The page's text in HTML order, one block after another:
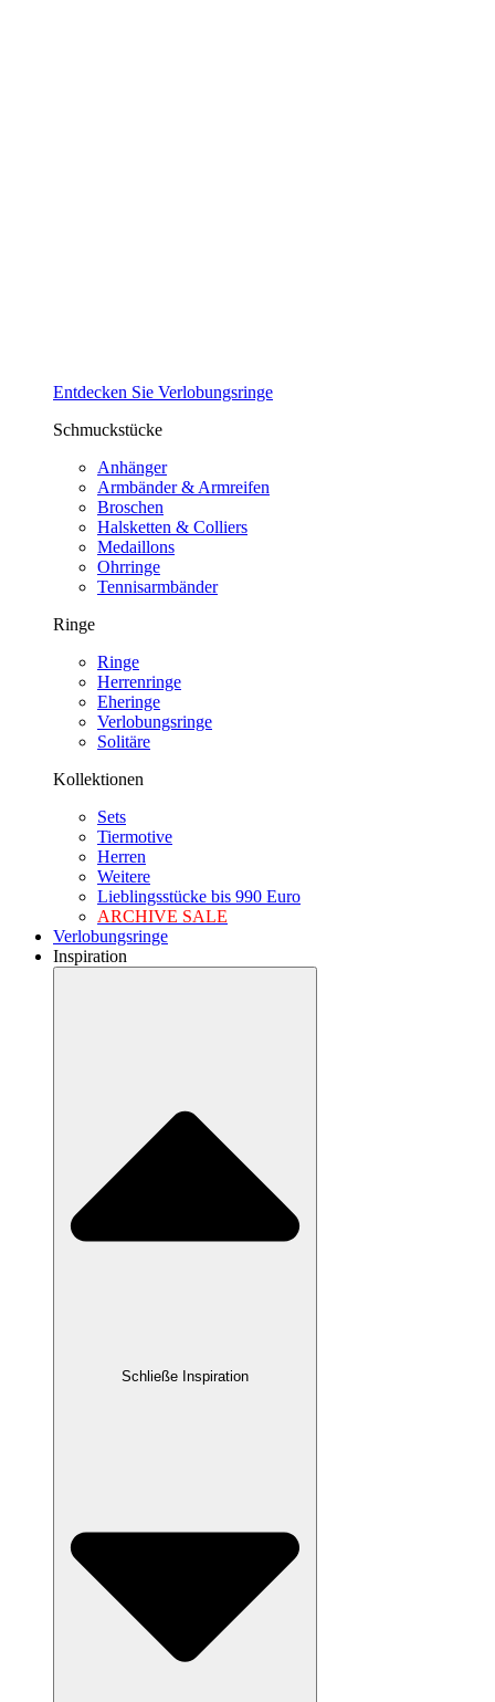
Entdecken Sie Verlobungsringe
Schmuckstücke
Anhänger
Armbänder & Armreifen
Broschen
Halsketten & Colliers
Medaillons
Ohrringe
Tennisarmbänder
Ringe
Ringe
Herrenringe
Eheringe
Verlobungsringe
Solitäre
Kollektionen
Sets
Tiermotive
Herren
Weitere
Lieblingsstücke bis 990 Euro
ARCHIVE SALE
Verlobungsringe
Inspiration
Schließe Inspiration